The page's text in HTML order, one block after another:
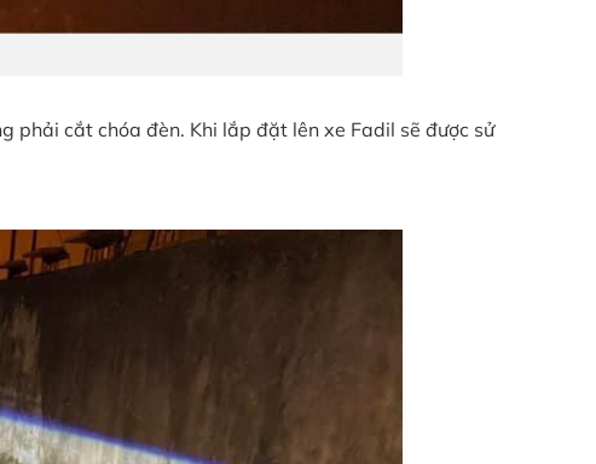
phải cắt chóa đèn. Khi lắp đặt lên xe Fadil sẽ được sử